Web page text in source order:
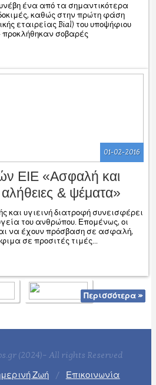
Περισσότερα »
Περισσότερα »
Περισσότερα »
Περισσότερα »
Περισσότερα »
Περισσότερα »
Περισσότερα »
Περισσότερα »
Περισσότερα »
Περισσότερα »
Περισσότερα »
Περισσότερα »
Περισσότερα »
Περισσότερα »
Περισσότερα »
Περισσότερα »
Περισσότερα »
Περισσότερα »
Περισσότερα »
Περισσότερα »
Περισσότερα »
Περισσότερα »
Περισσότερα »
Περισσότερα »
Περισσότερα »
Περισσότερα »
Περισσότερα »
Περισσότερα »
ένα από τα σημαντικότερα
καθώς στην πρώτη φάση
εταιρείας Bial) του υποψήφιου
προκλήθηκαν σοβαρές
Περισσότερα »
01-02-2016
ΕΙΕ «Ασφαλή και
αλήθειες & ψέματα»
και υγιεινή διατροφή συνεισφέρει
του ανθρώπου. Επομένως, οι
να έχουν πρόσβαση σε ασφαλή,
σε προσιτές τιμές...
Περισσότερα »
(2024)– All rights Reserved
Ζωή Επικοινωνία